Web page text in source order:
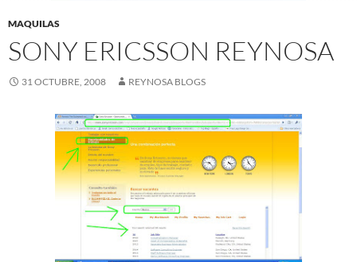
MAQUILAS
SONY ERICSSON REYNOSA
31 OCTUBRE, 2008 REYNOSA BLOGS